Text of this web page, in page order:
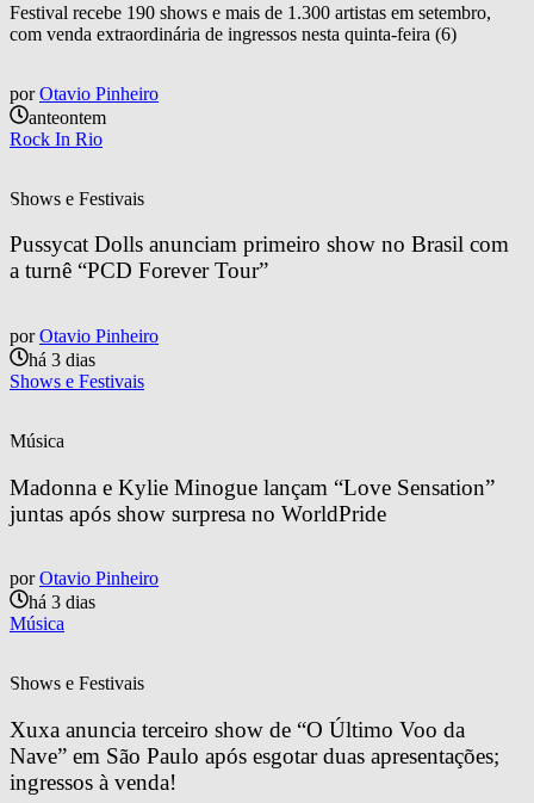
Festival recebe 190 shows e mais de 1.300 artistas em setembro,
com venda extraordinária de ingressos nesta quinta-feira (6)
por Otavio Pinheiro
anteontem
Rock In Rio
Shows e Festivais
Pussycat Dolls anunciam primeiro show no Brasil com
a turnê “PCD Forever Tour”
por Otavio Pinheiro
há 3 dias
Shows e Festivais
Música
Madonna e Kylie Minogue lançam “Love Sensation”
juntas após show surpresa no WorldPride
por Otavio Pinheiro
há 3 dias
Música
Shows e Festivais
Xuxa anuncia terceiro show de “O Último Voo da
Nave” em São Paulo após esgotar duas apresentações;
ingressos à venda!